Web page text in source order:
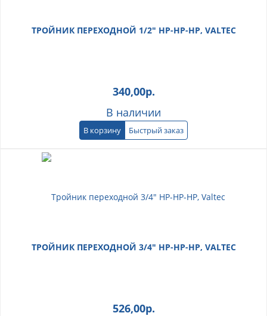
ТРОЙНИК ПЕРЕХОДНОЙ 1/2" НР-НР-НР, VALTEC
340,00р.
В наличии
В корзину Быстрый заказ
ТРОЙНИК ПЕРЕХОДНОЙ 3/4" НР-НР-НР, VALTEC
526,00р.